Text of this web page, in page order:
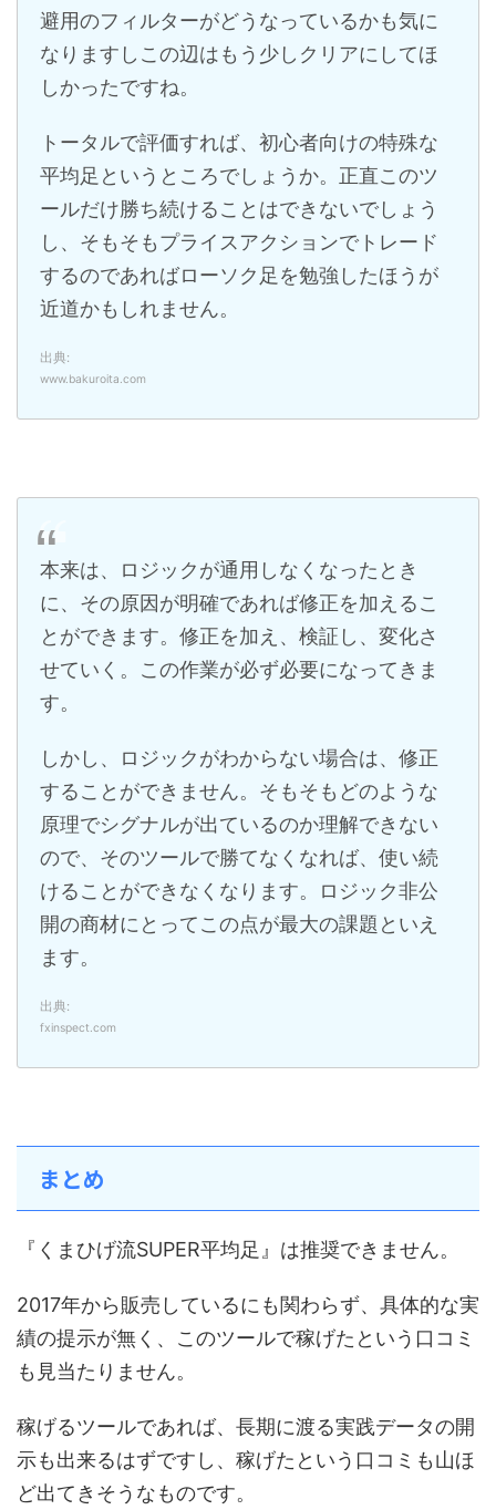
避用のフィルターがどうなっているかも気に
なりますしこの辺はもう少しクリアにしてほ
しかったですね。
トータルで評価すれば、初心者向けの特殊な
平均足というところでしょうか。正直このツ
ールだけ勝ち続けることはできないでしょう
し、そもそもプライスアクションでトレード
するのであればローソク足を勉強したほうが
近道かもしれません。
出典:
www.bakuroita.com
本来は、ロジックが通用しなくなったとき
に、その原因が明確であれば修正を加えるこ
とができます。修正を加え、検証し、変化さ
せていく。この作業が必ず必要になってきま
す。
しかし、ロジックがわからない場合は、修正
することができません。そもそもどのような
原理でシグナルが出ているのか理解できない
ので、そのツールで勝てなくなれば、使い続
けることができなくなります。ロジック非公
開の商材にとってこの点が最大の課題といえ
ます。
出典:
fxinspect.com
まとめ
『くまひげ流SUPER平均足』は推奨できません。
2017年から販売しているにも関わらず、具体的な実
績の提示が無く、このツールで稼げたという口コミ
も見当たりません。
稼げるツールであれば、長期に渡る実践データの開
示も出来るはずですし、稼げたという口コミも山ほ
ど出てきそうなものです。